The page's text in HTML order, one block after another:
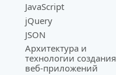
JavaScript
jQuery
JSON
Архитектура и
технологии создания
веб-приложений